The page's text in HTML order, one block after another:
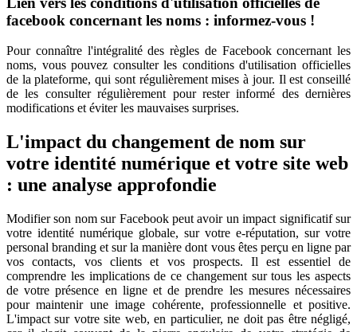
facebook concernant les noms : informez-vous !
Pour connaître l'intégralité des règles de Facebook concernant les
noms, vous pouvez consulter les conditions d'utilisation officielles
de la plateforme, qui sont régulièrement mises à jour. Il est conseillé
de les consulter régulièrement pour rester informé des dernières
modifications et éviter les mauvaises surprises.
L'impact du changement de nom sur
votre identité numérique et votre site web
: une analyse approfondie
Modifier son nom sur Facebook peut avoir un impact significatif sur
votre identité numérique globale, sur votre e-réputation, sur votre
personal branding et sur la manière dont vous êtes perçu en ligne par
vos contacts, vos clients et vos prospects. Il est essentiel de
comprendre les implications de ce changement sur tous les aspects
de votre présence en ligne et de prendre les mesures nécessaires
pour maintenir une image cohérente, professionnelle et positive.
L'impact sur votre site web, en particulier, ne doit pas être négligé,